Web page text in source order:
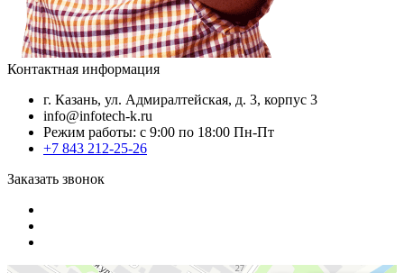
Контактная информация
г. Казань, ул. Адмиралтейская, д. 3, корпус 3
info@infotech-k.ru
Режим работы: с 9:00 по 18:00 Пн-Пт
+7 843 212-25-26
Заказать звонок